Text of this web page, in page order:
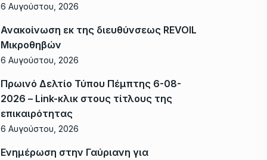
6 Αυγούστου, 2026
Ανακοίνωση εκ της διευθύνσεως REVOIL
Μικροθηβών
6 Αυγούστου, 2026
Πρωινό Δελτίο Τύπου Πέμπτης 6-08-
2026 – Link-κλικ στους τίτλους της
επικαιρότητας
6 Αυγούστου, 2026
Ενημέρωση στην Γαύριανη για